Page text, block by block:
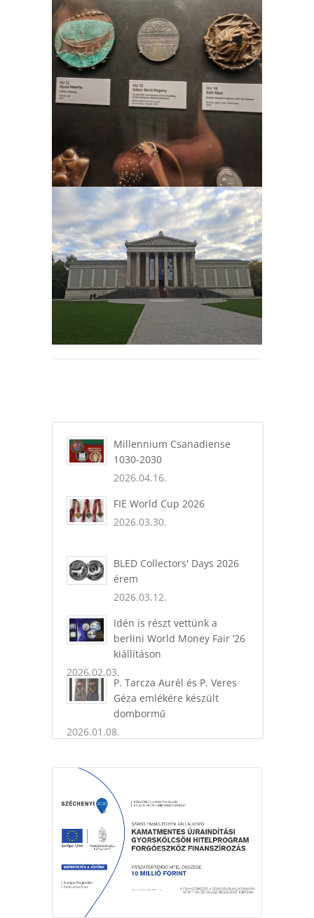
Millennium Csanadiense
1030-2030
2026.04.16.
FIE World Cup 2026
2026.03.30.
BLED Collectors' Days 2026
érem
2026.03.12.
Idén is részt vettünk a
berlini World Money Fair ’26
kiállításon
2026.02.03.
P. Tarcza Aurél és P. Veres
Géza emlékére készült
dombormű
2026.01.08.